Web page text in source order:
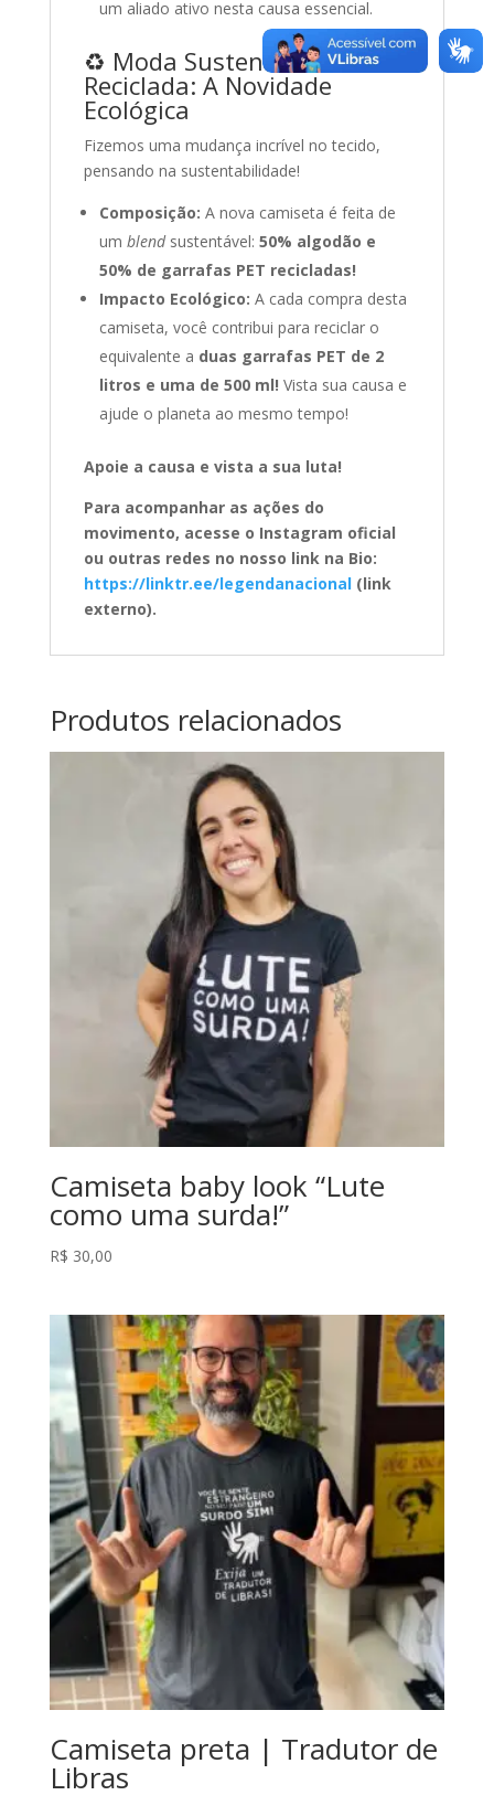
um aliado ativo nesta causa essencial.
♻️ Moda Sustentável e
Reciclada: A Novidade
Ecológica
Fizemos uma mudança incrível no tecido,
pensando na sustentabilidade!
Composição: A nova camiseta é feita de
um blendsustentável: 50% algodão e
50% de garrafas PET recicladas!
Impacto Ecológico: A cada compra desta
camiseta, você contribui para reciclar o
equivalente a duas garrafas PET de 2
litros e uma de 500 ml! Vista sua causa e
ajude o planeta ao mesmo tempo!
Apoie a causa e vista a sua luta!
Para acompanhar as ações do
movimento, acesse o Instagram oficial
ou outras redes no nosso link na Bio:
https://linktr.ee/legendanacional(link
externo).
Produtos relacionados
Camiseta baby look “Lute
como uma surda!”
R$ 30,00
Camiseta preta | Tradutor de
Libras